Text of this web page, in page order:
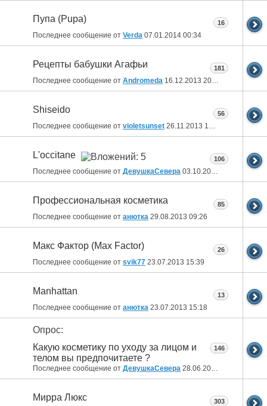
Пупа (Pupa)
Последнее сообщение от Verda 07.01.2014 00:34
16
Рецепты бабушки Агафьи
Последнее сообщение от Andromeda 16.12.2013 20:01
181
Shiseido
Последнее сообщение от violetsunset 26.11.2013 12:32
56
L'occitane
Последнее сообщение от ДевушкаСевера 03.10.2013
106
Профессиональная косметика
Последнее сообщение от анютка 29.08.2013 09:26
85
Макс Фактор (Max Factor)
Последнее сообщение от svik77 23.07.2013 15:39
26
Manhattan
Последнее сообщение от анютка 23.07.2013 15:18
13
Опрос:
Какую косметику по уходу за лицом и
телом вы предпочитаете ?
Последнее сообщение от ДевушкаСевера 28.06.2013
146
Мирра Люкс 303